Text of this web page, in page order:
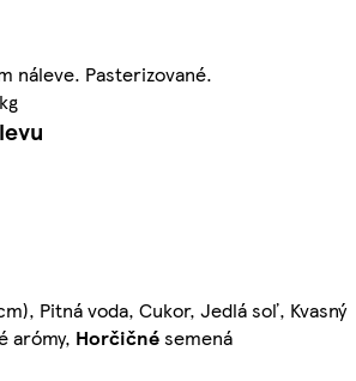
náleve. Pasterizované.
Pitná voda, Cukor, Jedlá soľ, Kvasný
arómy, Horčičnésemená